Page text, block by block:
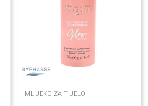
MLIJEKO ZA TIJELO